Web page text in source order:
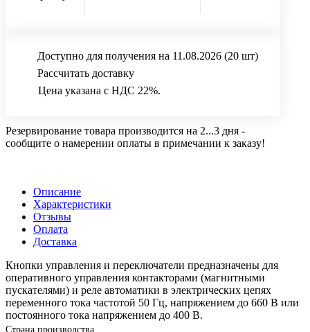
Доступно для получения на 11.08.2026 (20 шт)
Рассчитать доставку
Цена указана с НДС 22%.
Резервирование товара производится на 2...3 дня -
сообщите о намерении оплаты в примечании к заказу!
Описание
Характеристики
Отзывы
Оплата
Доставка
Кнопки управления и переключатели предназначены для
оперативного управления контакторами (магнитными
пускателями) и реле автоматики в электрических цепях
переменного тока частотой 50 Гц, напряжением до 660 В или
постоянного тока напряжением до 400 В.
Страна производства